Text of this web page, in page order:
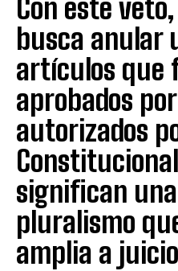
Con este
busca anular
artículos que
aprobados
autorizados
significan
pluralismo
amplia a